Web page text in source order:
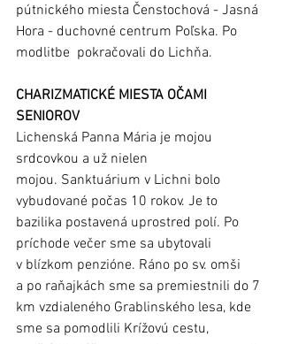
pútnického miesta Čenstochová - Jasná
Hora - duchovné centrum Poľska. Po
modlitbe  pokračovali do Lichňa.
CHARIZMATICKÉ MIESTA OČAMI
SENIOROV
Lichenská Panna Mária je mojou
srdcovkou a už nielen
mojou. Sanktuárium v Lichni bolo
vybudované počas 10 rokov. Je to
bazilika postavená uprostred polí. Po
príchode večer sme sa ubytovali
v blízkom penzióne. Ráno po sv. omši
a po raňajkách sme sa premiestnili do 7
km vzdialeného Grablinského lesa, kde
sme sa pomodlili Krížovú cestu,